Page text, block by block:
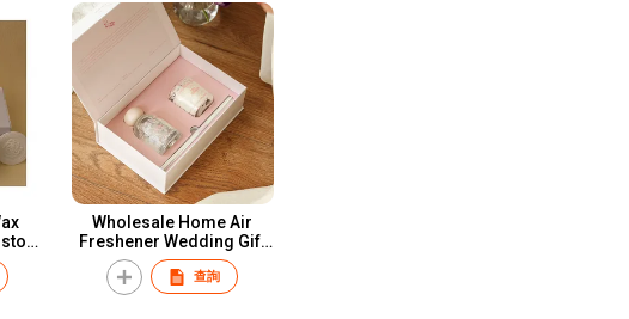
Wholesale Home Air
Freshener Wedding Gift
Luxury Design Custom
Packaging Aroma Nature
Glass Bottle Reed
查詢